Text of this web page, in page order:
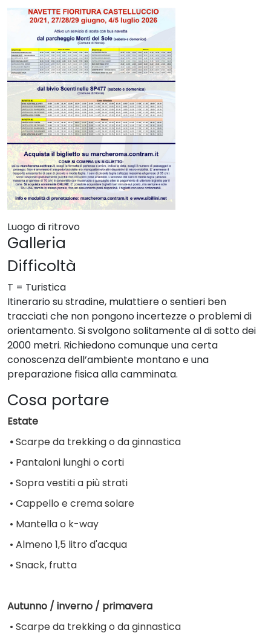
Luogo di ritrovo
Galleria
Difficoltà
T = Turistica
Itinerario su stradine, mulattiere o sentieri ben
tracciati che non pongono incertezze o problemi di
orientamento. Si svolgono solitamente al di sotto dei
2000 metri. Richiedono comunque una certa
conoscenza dell’ambiente montano e una
preparazione fisica alla camminata.
Cosa portare
Estate
•Scarpe da trekking o da ginnastica
• Pantaloni lunghi o corti
• Sopra vestiti a più strati
• Cappello e crema solare
• Mantella o k-way
• Almeno 1,5 litro d'acqua
• Snack, frutta
Autunno / inverno / primavera
• Scarpe da trekking o da ginnastica